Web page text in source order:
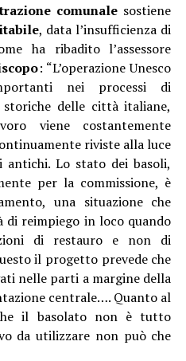
comunale sostiene
, data l’insufficienza di
ha ribadito l’assessore
: “L’operazione Unesco
nei processi di
delle città italiane,
viene costantemente
riviste alla luce
Lo stato dei basoli,
per la commissione, è
una situazione che
reimpiego in loco quando
di restauro e non di
il progetto prevede che
nelle parti a margine della
centrale…. Quanto al
il basolato non è tutto
da utilizzare non può che